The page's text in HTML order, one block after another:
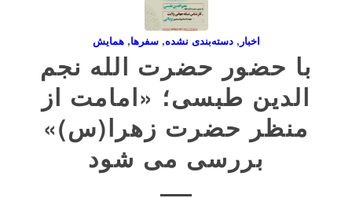
اخبار ,دسته‌بندی نشده,سفرها,همايش
با حضور حضرت الله نجم
الدین طبسی؛ «امامت از
منظر حضرت زهرا(س)»
بررسی می شود